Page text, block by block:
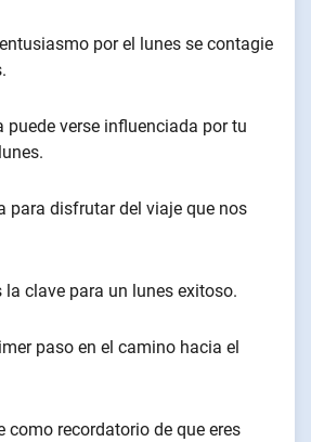
por el lunes se contagie
puede verse influenciada por tu
para disfrutar del viaje que nos
la clave para un lunes exitoso.
paso en el camino hacia el
como recordatorio de que eres